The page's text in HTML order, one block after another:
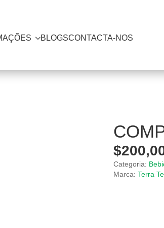
BLOGSCONTACTA-NOS
$
Categoria:
Marca: Terra